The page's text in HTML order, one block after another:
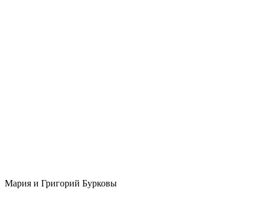
Мария и Григорий Бурковы